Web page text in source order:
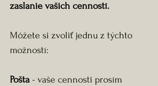
zaslanie vašich cenností.
Môžete si zvoliť jednu z týchto
možností:
Pošta - vaše cennosti prosím